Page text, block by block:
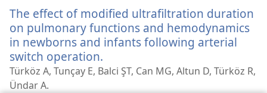
вікні)
The effect of modified ultrafiltration duration
on pulmonary functions and hemodynamics
in newborns and infants following arterial
switch operation.
у
Türköz A, Tunçay E, Balci ŞT, Can MG, Altun D, Türköz R,
Ündar A.